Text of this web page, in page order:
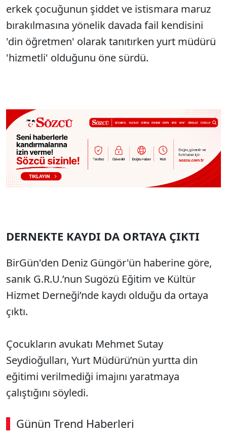
erkek çocuğunun şiddet ve istismara maruz
bırakılmasına yönelik davada fail kendisini
'din öğretmen' olarak tanıtırken yurt müdürü
'hizmetli' olduğunu öne sürdü.
DERNEKTE KAYDI DA ORTAYA ÇIKTI
BirGün'den Deniz Güngör'ün haberine göre,
sanık G.R.U.’nun Sugözü Eğitim ve Kültür
Hizmet Derneği’nde kaydı olduğu da ortaya
çıktı.
Çocukların avukatı Mehmet Sutay
Seydioğulları, Yurt Müdürü’nün yurtta din
eğitimi verilmediği imajını yaratmaya
çalıştığını söyledi.
Günün Trend Haberleri